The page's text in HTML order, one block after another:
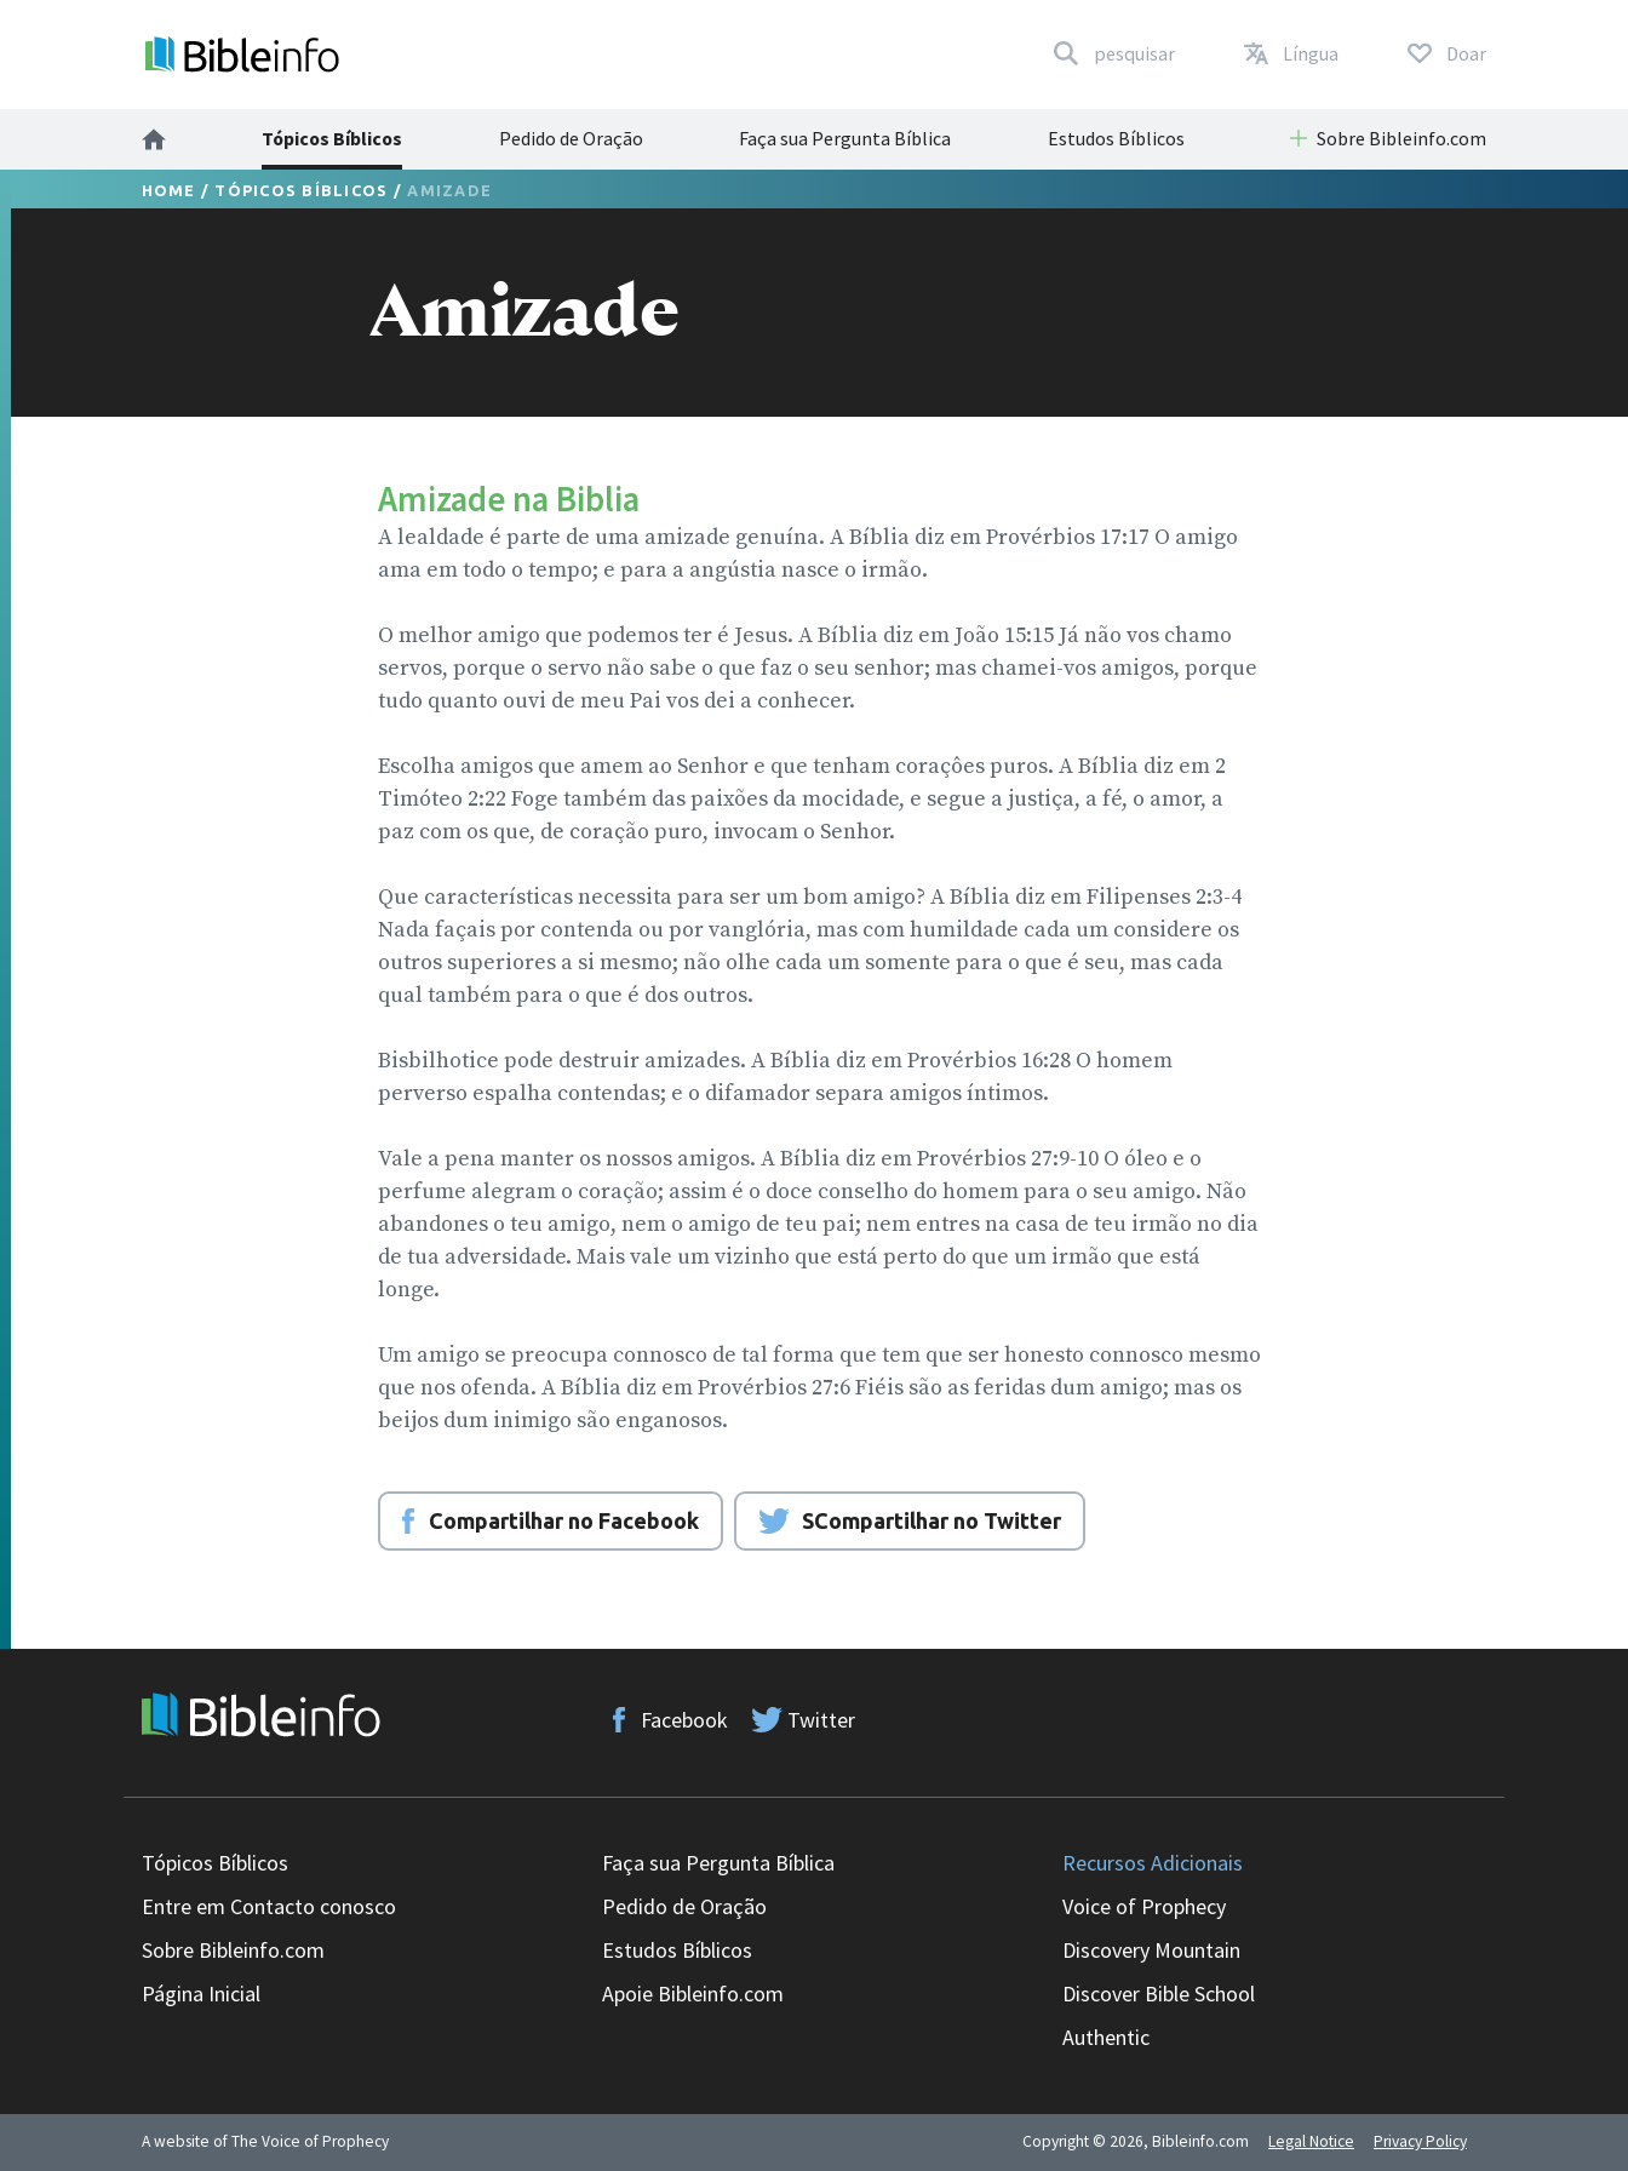
pesquisar Língua Doar
Tópicos Bíblicos Pedido de Oração Faça sua Pergunta Bíblica Estudos Bíblicos Sobre Bibleinfo.com
HOME / TÓPICOS BÍBLICOS / AMIZADE
Amizade
Amizade na Biblia
A lealdade é parte de uma amizade genuína. A Bíblia diz em Provérbios 17:17 O amigo
ama em todo o tempo; e para a angústia nasce o irmão.
O melhor amigo que podemos ter é Jesus. A Bíblia diz em João 15:15 Já não vos chamo
servos, porque o servo não sabe o que faz o seu senhor; mas chamei-vos amigos, porque
tudo quanto ouvi de meu Pai vos dei a conhecer.
Escolha amigos que amem ao Senhor e que tenham coraçôes puros. A Bíblia diz em 2
Timóteo 2:22 Foge também das paixões da mocidade, e segue a justiça, a fé, o amor, a
paz com os que, de coração puro, invocam o Senhor.
Que características necessita para ser um bom amigo? A Bíblia diz em Filipenses 2:3-4
Nada façais por contenda ou por vanglória, mas com humildade cada um considere os
outros superiores a si mesmo; não olhe cada um somente para o que é seu, mas cada
qual também para o que é dos outros.
Bisbilhotice pode destruir amizades. A Bíblia diz em Provérbios 16:28 O homem
perverso espalha contendas; e o difamador separa amigos íntimos.
Vale a pena manter os nossos amigos. A Bíblia diz em Provérbios 27:9-10 O óleo e o
perfume alegram o coração; assim é o doce conselho do homem para o seu amigo. Não
abandones o teu amigo, nem o amigo de teu pai; nem entres na casa de teu irmão no dia
de tua adversidade. Mais vale um vizinho que está perto do que um irmão que está
longe.
Um amigo se preocupa connosco de tal forma que tem que ser honesto connosco mesmo
que nos ofenda. A Bíblia diz em Provérbios 27:6 Fiéis são as feridas dum amigo; mas os
beijos dum inimigo são enganosos.
Compartilhar no Facebook SCompartilhar no Twitter
Facebook Twitter
Tópicos Bíblicos
Entre em Contacto conosco
Sobre Bibleinfo.com
Página Inicial
Faça sua Pergunta Bíblica
Pedido de Oração
Estudos Bíblicos
Apoie Bibleinfo.com
Recursos Adicionais
Voice of Prophecy
Discovery Mountain
Discover Bible School
Authentic
A website of The Voice of Prophecy Copyright © 2026, Bibleinfo.com Legal Notice Privacy Policy